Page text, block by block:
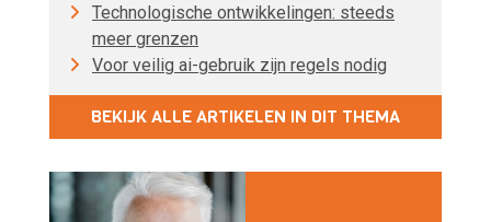
Technologische ontwikkelingen: steeds
meer grenzen
Voor veilig ai-gebruik zijn regels nodig
BEKIJK ALLE ARTIKELEN IN DIT THEMA